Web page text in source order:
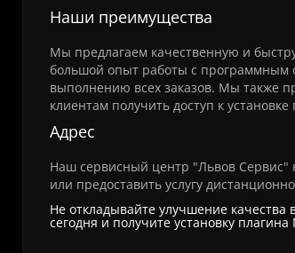
Наши преимущества
Мы предлагаем качественную и
большой опыт работы с программным
выполнению всех заказов. Мы также
клиентам получить доступ к
Адрес
Наш сервисный центр "Львов Сервис"
или предоставить услугу
Не откладывайте улучшение
сегодня и получите установку